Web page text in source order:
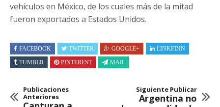
vehículos en México, de los cuales más de la mitad
fueron exportados a Estados Unidos.
FACEBOOK TWITTER GOOGLE+
LINKEDIN
TUMBLR
PINTEREST MAIL
Publicaciones
Anteriores
Siguiente Publicar
Argentina no